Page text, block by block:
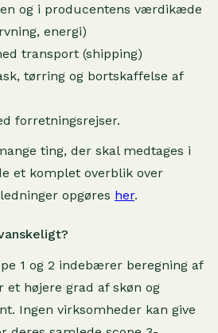
og i producentens værdikæde
energi)
transport (shipping)
tørring og bortskaffelse af
forretningsrejser.
ting, der skal medtages i
et komplet overblik over
opgøres her.
1 og 2 indebærer beregning af
et højere grad af skøn og
Ingen virksomheder kan give